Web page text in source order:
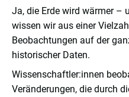
Ja, die Erde wird wärmer –
wissen wir aus einer
Beobachtungen auf der
historischer Daten.
Wissenschaftler:innen
Veränderungen, die durch